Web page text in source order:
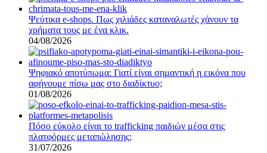
Ψεύτικα e-shops. Πως χιλιάδες καταναλωτές χάνουν τα
χρήματα τους με ένα κλικ.
04/08/2026
Ψηφιακό αποτύπωμα: Γιατί είναι σημαντική η εικόνα που
αφήνουμε πίσω μας στο διαδίκτυο;
01/08/2026
Πόσο εύκολο είναι το trafficking παιδιών μέσα στις
πλατφόρμες μεταπώλησης;
31/07/2026